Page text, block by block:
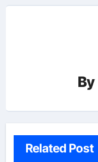
By
Related Post